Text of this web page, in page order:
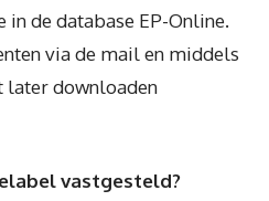
de database EP-Online.
via de mail en middels
later downloaden
vastgesteld?